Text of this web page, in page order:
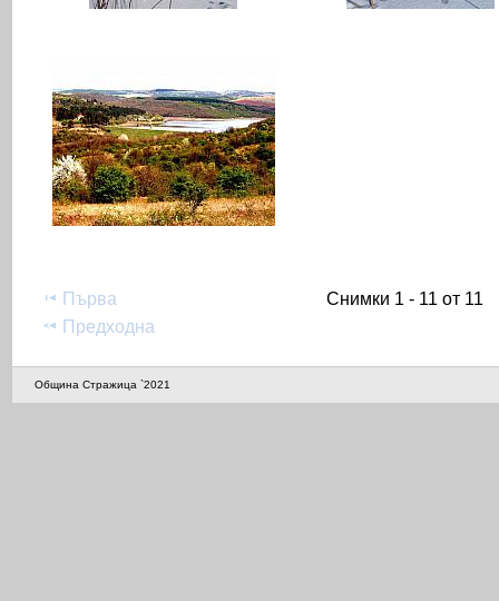
Първа
Предходна
Снимки 1 - 11 от 11
Община Стражица `2021